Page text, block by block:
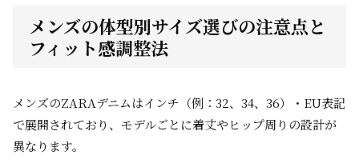
メンズの体型別サイズ選びの注意点と
フィット感調整法
メンズのZARAデニムはインチ（例：32、34、36）・EU表記
で展開されており、モデルごとに着丈やヒップ周りの設計が
異なります。